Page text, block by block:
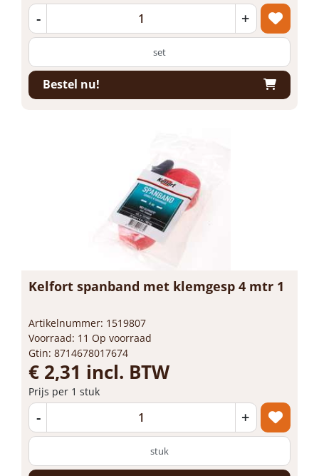
- +
set
Bestel nu!
Kelfort spanband met klemgesp 4 mtr 1
Artikelnummer: 1519807
Voorraad: 11 Op voorraad
Gtin: 8714678017674
€ 2,31 incl. BTW
Prijs per 1 stuk
- +
stuk